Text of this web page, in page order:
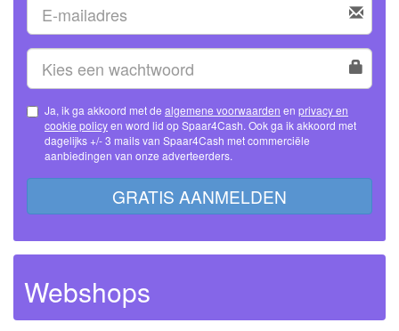
Ja, ik ga akkoord met de algemene voorwaarden en privacy en
cookie policy
dagelijks +/- 3 mails van Spaar4Cash met commerciële
aanbiedingen van onze adverteerders.
GRATIS AANMELDEN
Webshops